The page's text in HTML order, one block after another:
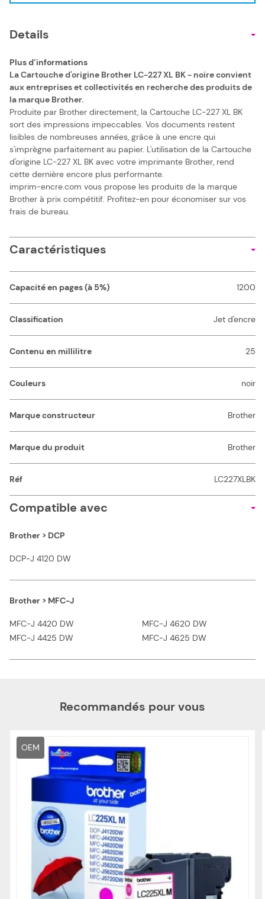
Details
Plus d’informations
La Cartouche d'origine Brother LC-227 XL BK - noire convient
aux entreprises et collectivités en recherche des produits de
la marque Brother.
Produite par Brother directement, la Cartouche LC-227 XL BK
sort des impressions impeccables. Vos documents restent
lisibles de nombreuses années, grâce à une encre qui
s'imprègne parfaitement au papier. L'utilisation de la Cartouche
d'origine LC-227 XL BK avec votre imprimante Brother, rend
cette dernière encore plus performante.
imprim-encre.com vous propose les produits de la marque
Brother à prix compétitif. Profitez-en pour économiser sur vos
frais de bureau.
Caractéristiques
Capacité en pages (à 5%) 1200
Classification Jet d'encre
Contenu en millilitre 25
Couleurs noir
Marque constructeur Brother
Marque du produit Brother
Réf LC227XLBK
Compatible avec
Brother > DCP
DCP-J 4120 DW
Brother > MFC-J
MFC-J 4420 DW
MFC-J 4425 DW
MFC-J 4620 DW
MFC-J 4625 DW
Recommandés pour vous
OEM